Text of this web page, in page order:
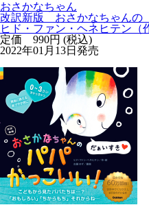
おさかなちゃん
改訳新版 おさかなちゃん
ヒド・ファン・ヘネヒテン（
定価 990円 (税込)
2022年01月13日発売